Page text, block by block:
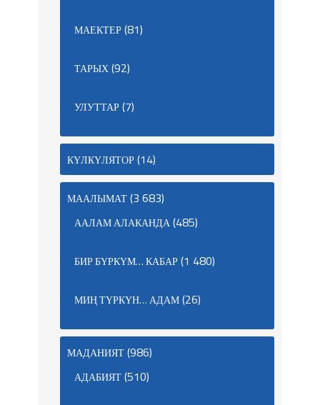
МАЕКТЕР(81)
ТАРЫХ(92)
УЛУТТАР(7)
КҮЛКҮЛЯТОР(14)
МААЛЫМАТ(3 683)
ААЛАМ АЛАКАНДА(485)
БИР БҮРКҮМ… КАБАР(1 480)
МИҢ ТҮРКҮН… АДАМ(26)
МАДАНИЯТ(986)
АДАБИЯТ(510)